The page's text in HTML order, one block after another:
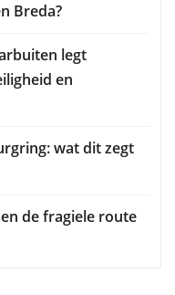
Breda?
legt
en
wat dit zegt
de fragiele route